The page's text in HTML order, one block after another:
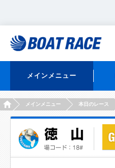
メインメニュー
HOMEメインメニュー 本日のレース